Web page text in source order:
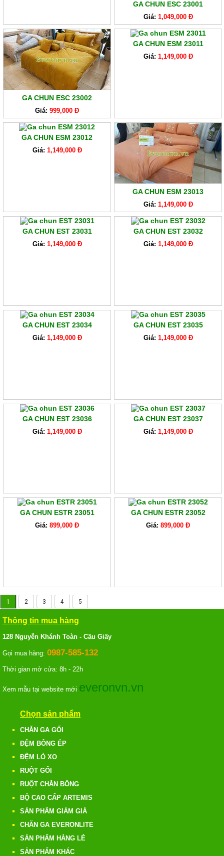
GA CHUN ESC 23001
Giá: 1,049,000 Đ
GA CHUN ESC 23002
Giá: 999,000 Đ
GA CHUN ESM 23011
Giá: 1,149,000 Đ
GA CHUN ESM 23012
Giá: 1,149,000 Đ
GA CHUN ESM 23013
Giá: 1,149,000 Đ
GA CHUN EST 23031
Giá: 1,149,000 Đ
GA CHUN EST 23032
Giá: 1,149,000 Đ
GA CHUN EST 23034
Giá: 1,149,000 Đ
GA CHUN EST 23035
Giá: 1,149,000 Đ
GA CHUN EST 23036
Giá: 1,149,000 Đ
GA CHUN EST 23037
Giá: 1,149,000 Đ
GA CHUN ESTR 23051
Giá: 899,000 Đ
GA CHUN ESTR 23052
Giá: 899,000 Đ
1 2 3 4 5
Thông tin mua hàng
128 Nguyễn Khánh Toàn - Cầu Giấy
Gọi mua hàng: 0987-585-132
Thời gian mở cửa: 8h - 22h
Xem mẫu tại website mới everonvn.vn
Chọn sản phẩm
CHĂN GA GỐI
ĐỆM BÔNG ÉP
ĐỆM LÒ XO
RUỘT GỐI
RUỘT CHĂN BÔNG
BỘ CAO CẤP ARTEMIS
SẢN PHẨM GIẢM GIÁ
CHĂN GA EVERONLITE
SẢN PHẨM HÀNG LẺ
SẢN PHẨM KHÁC